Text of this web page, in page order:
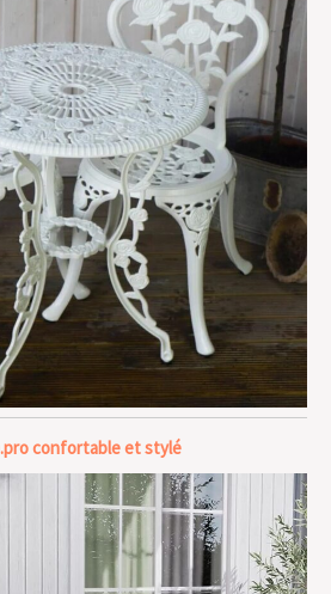
confortable et stylé